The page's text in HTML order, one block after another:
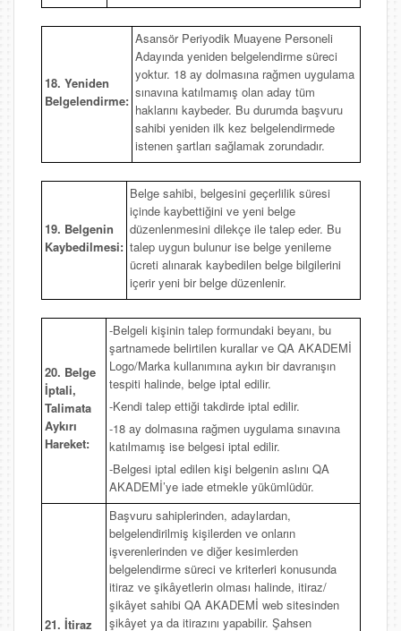
18. Yeniden
Belgelendirme:
Asansör Periyodik Muayene Personeli
Adayında yeniden belgelendirme süreci
yoktur. 18 ay dolmasına rağmen uygulama
sınavına katılmamış olan aday tüm
haklarını kaybeder. Bu durumda başvuru
sahibi yeniden ilk kez belgelendirmede
istenen şartları sağlamak zorundadır.
19. Belgenin
Kaybedilmesi:
Belge sahibi, belgesini geçerlilik süresi
içinde kaybettiğini ve yeni belge
düzenlenmesini dilekçe ile talep eder. Bu
talep uygun bulunur ise belge yenileme
ücreti alınarak kaybedilen belge bilgilerini
içerir yeni bir belge düzenlenir.
20. Belge
İptali,
Talimata
Aykırı
Hareket:
-Belgeli kişinin talep formundaki beyanı, bu
şartnamede belirtilen kurallar ve QA AKADEMİ
Logo/Marka kullanımına aykırı bir davranışın
tespiti halinde, belge iptal edilir.
-Kendi talep ettiği takdirde iptal edilir.
-18 ay dolmasına rağmen uygulama sınavına
katılmamış ise belgesi iptal edilir.
-Belgesi iptal edilen kişi belgenin aslını QA
AKADEMİ’ye iade etmekle yükümlüdür.
21. İtiraz
Başvuru sahiplerinden, adaylardan,
belgelendirilmiş kişilerden ve onların
işverenlerinden ve diğer kesimlerden
belgelendirme süreci ve kriterleri konusunda
itiraz ve şikâyetlerin olması halinde, itiraz/
şikâyet sahibi QA AKADEMİ web sitesinden
şikâyet ya da itirazını yapabilir. Şahsen